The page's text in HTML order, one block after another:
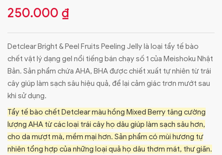
250.000 ₫
Detclear Bright & Peel Fruits Peeling Jelly là loại tẩy tế bào
chết vật lý dạng gel nổi tiếng bán chạy số 1 của Meishoku Nhật
Bản. Sản phẩm chứa AHA, BHA được chiết xuất tự nhiên từ trái
cây giúp làm sạch sâu hiệu quả, để lại cảm giác trơn mướt sau
khi sử dụng.
Tẩy tế bào chết Detclear màu hồng Mixed Berry tăng cường
lượng AHA từ các loại trái cây họ dâu giúp làm sạch sâu hơn,
cho da mượt mà, mềm mại hơn. Sản phẩm có mùi hương tự
nhiên tổng hợp của những loại quả họ dâu thơm mát, thư giãn.